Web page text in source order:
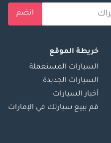
انضم
خريطة الموقع
السيارات المستعملة
السيارات الجديدة
أخبار السيارات
قم ببيع سيارتك في الإمارات